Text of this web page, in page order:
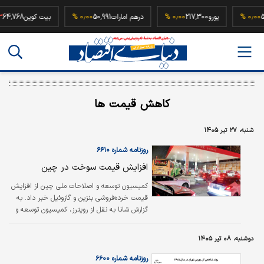
یورو217,300 درهم امارات50,991 بیت کوین
کاهش قیمت ها
شنبه، ۲۷ تیر ۱۴۰۵
روزنامه شماره ۶۶۱۰
افزایش قیمت سوخت در چین
کمیسیون توسعه و اصلاحات ملی چین از افزایش
قیمت خرده‌فروشی بنزین و گازوئیل خبر داد. به
گزارش شانا به نقل از رویترز، کمیسیون توسعه و
کشور از شنبه، ۲۷تیر افزایش می‌یابد. این
دوشنبه، ۰۸ تیر ۱۴۰۵
روزنامه شماره ۶۶۰۰